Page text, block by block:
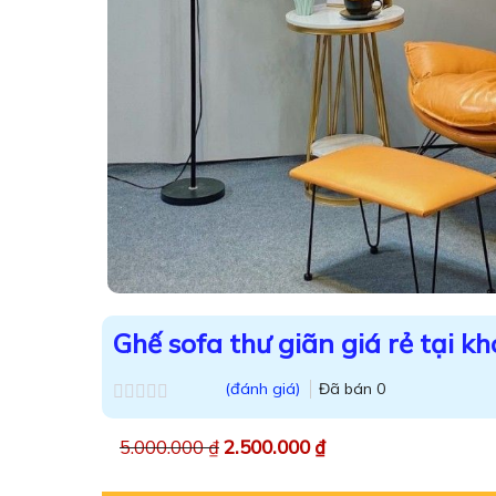
Ghế sofa thư giãn giá rẻ tại
Được
hạng
(đánh giá) Đã bán 0
5.000.000₫2.500.000₫